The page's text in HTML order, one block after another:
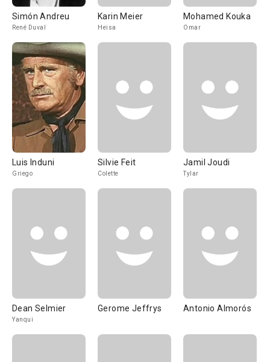
Simón Andreu
René Duval
Karin Meier
Heisa
Mohamed Kouka
Omar
Luis Induni
Griego
Silvie Feit
Colette
Jamil Joudi
Tylar
Dean Selmier
Yanqui
Gerome Jeffrys Antonio Almorós